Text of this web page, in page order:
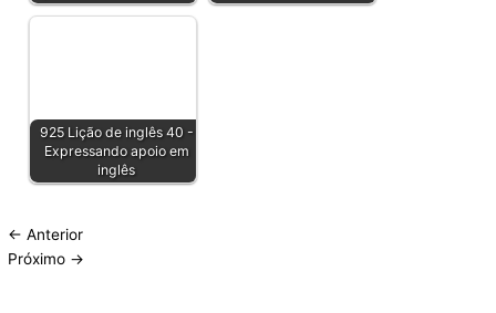
925 Lição de inglês 40 -
Expressando apoio em
inglês
← Anterior
Próximo →